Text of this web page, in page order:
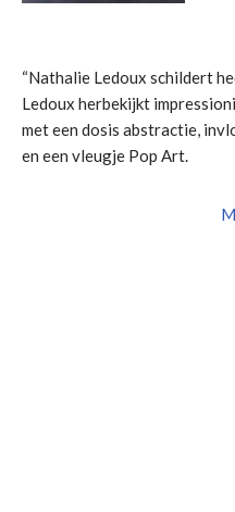
“Nathalie Ledoux schildert
Ledoux herbekijkt
met een dosis abstractie,
en een vleugje Pop Art.